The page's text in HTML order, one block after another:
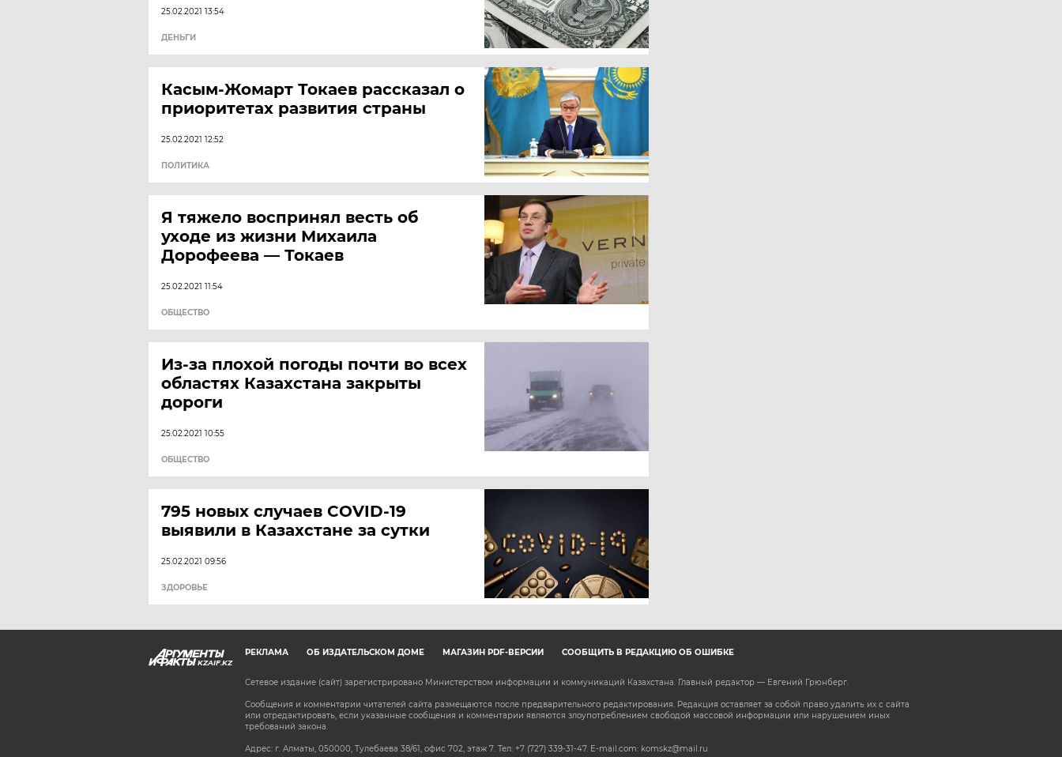
25.02.2021 13:54
ДЕНЬГИ
Касым-Жомарт Токаев рассказал о
приоритетах развития страны
25.02.2021 12:52
ПОЛИТИКА
Я тяжело воспринял весть об
уходе из жизни Михаила
Дорофеева — Токаев
25.02.2021 11:54
ОБЩЕСТВО
Из-за плохой погоды почти во всех
областях Казахстана закрыты
дороги
25.02.2021 10:55
ОБЩЕСТВО
795 новых случаев COVID-19
выявили в Казахстане за сутки
25.02.2021 09:56
ЗДОРОВЬЕ
KZAIF.KZ
РЕКЛАМА ОБ ИЗДАТЕЛЬСКОМ ДОМЕ МАГАЗИН PDF-ВЕРСИЙ СООБЩИТЬ В РЕДАКЦИЮ ОБ ОШИБКЕ
Сетевое издание (сайт) зарегистрировано Министерством информации и коммуникаций Казахстана. Главный редактор — Евгений Грюнберг.
Сообщения и комментарии читателей сайта размещаются после предварительного редактирования. Редакция оставляет за собой право удалить их с сайта
или отредактировать, если указанные сообщения и комментарии являются злоупотреблением свободой массовой информации или нарушением иных
требований закона.
Адрес: г. Алматы, 050000, Тулебаева 38/61, офис 702, этаж 7. Тел: +7 (727) 339-31-47. E-mail.com: komskz@mail.ru